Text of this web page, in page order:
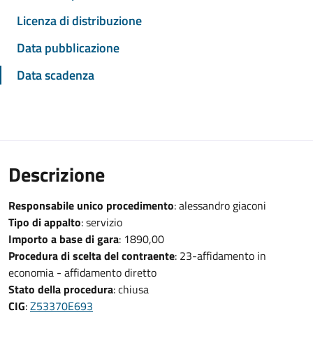
Licenza di distribuzione
Data pubblicazione
Data scadenza
Descrizione
Responsabile unico procedimento: alessandro giaconi
Tipo di appalto: servizio
Importo a base di gara: 1890,00
Procedura di scelta del contraente: 23-affidamento in
economia - affidamento diretto
Stato della procedura: chiusa
CIG:Z53370E693